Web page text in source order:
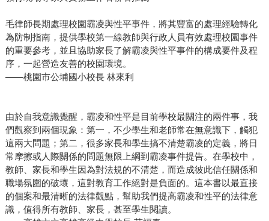
毛律師長期處理校園霸凌與性平事件，將其豐富的處理經驗轉化
為防制指南，提供學校第一線教師與行政人員有效處理校園事件
的重要參考，並且協助家長了解霸凌與性平事件的構成要件及程
序，一起營造友善的校園環境。
——桃園市公埔國小校長 林來利
由於自我意識覺醒，霸凌和性平是目前學校最關注的兩件事，我
們觀察到兩個現象：第一，不少學生和老師常在無意識下，觸犯
這兩大問題；第二，很多家長和學生搞不清楚霸凌的定義，將日
常摩擦或人際關係的問題無限上綱到霸凌事件提告。在學校中，
教師、家長和學生因為對法規的不清楚，而造成彼此信任關係和
職場氛圍的破壞，這對教育工作絕對是負面的。這本書以最直接
的個案和最清晰的法律觀點，幫助我們提高霸凌和性平的法律意
識，值得所有教師、家長，甚至學生閱讀。